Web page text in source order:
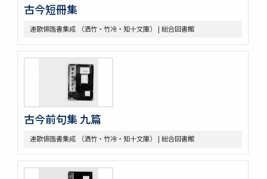
古今短冊集
連歌俳諧書集成 （洒竹・竹冷・知十文庫） | 総合図書館
古今前句集 九篇
連歌俳諧書集成 （洒竹・竹冷・知十文庫） | 総合図書館